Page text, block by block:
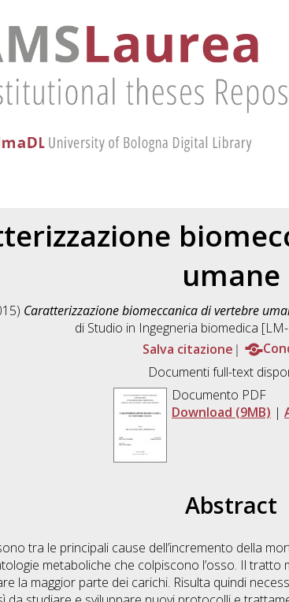
umane
Caratterizzazione biomeccanica di vertebre
di Studio in Ingegneria biomedica
Salva citazione
Documenti full-text
Documento PDF
Download (9MB) |
Abstract
tra le principali cause dell’incremento della
metaboliche che colpiscono l’osso. Il
la maggior parte dei carichi. Risulta quindi